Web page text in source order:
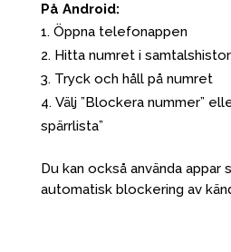
På Android:
Öppna telefonappen
Hitta numret i
Tryck och håll på numret
Välj ”Blockera nummer”
spärrlista”
Du kan också använda
automatisk blockering av